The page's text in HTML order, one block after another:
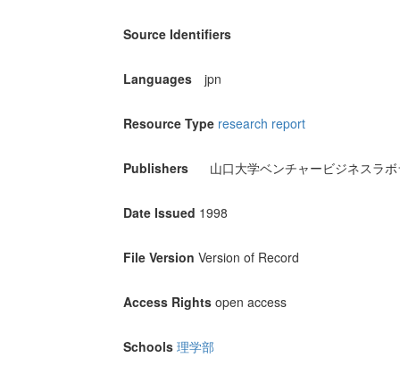
Source Identifiers
Languages jpn
Resource Type research report
Publishers 山口大学ベンチャービジネスラ
Date Issued 1998
File Version Version of Record
Access Rights open access
Schools 理学部